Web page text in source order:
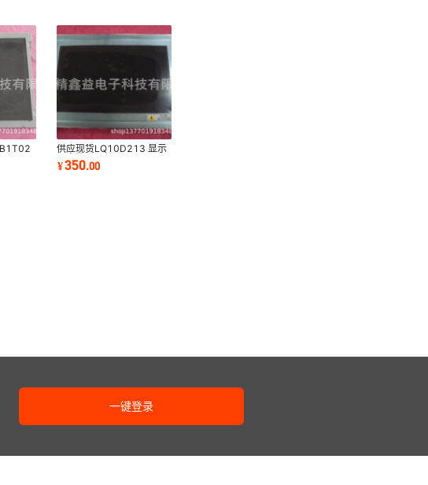
供应现货LQ10D213 显示
屏商议价
¥350.00
一键登录